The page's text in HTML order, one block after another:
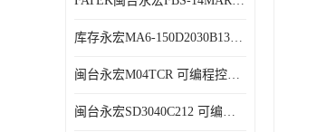
库存永宏MA6-150D2030B13B26 可编程控制器 技术服务
闽台永宏M04TCR 可编程控制器 代理商销售
闽台永宏SD3040C212 可编程控制器 厂家销售